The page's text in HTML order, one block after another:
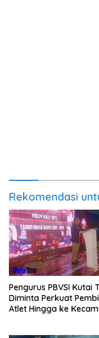
Rekomendasi
Pengurus PBVSI Kutai
Diminta Perkuat
Atlet Hingga ke